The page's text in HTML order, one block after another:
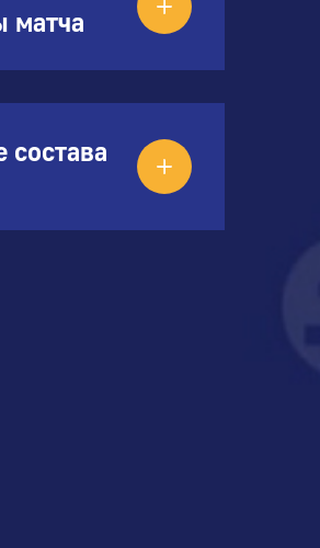
матча
состава